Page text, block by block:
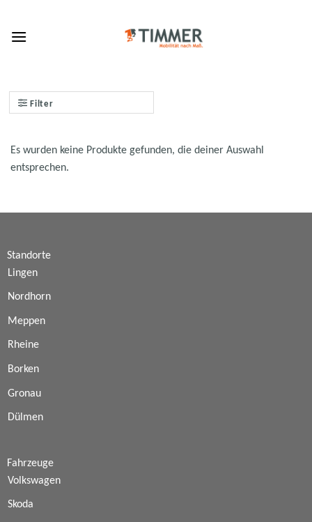
content
Filter
Es wurden keine Produkte gefunden, die deiner Auswahl
entsprechen.
Standorte
Lingen
Nordhorn
Meppen
Rheine
Borken
Gronau
Dülmen
Fahrzeuge
Volkswagen
Skoda